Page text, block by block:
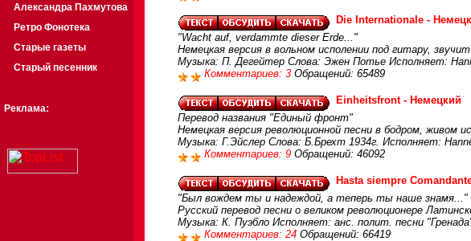
Александра Пахмутова
Ретро Фонотека
Старые газеты
Старый песенник
Реклама:
Die Internationale -
"Wacht auf, verdammte dieser Erde..."
Немецкая версия в вольном исполении под гитару,
Музыка: П. Дегейтер Слова: Эжен Потье Исполняет:
Комментариев: 3 Обращений: 65489
Einheitsfront - Немецкий
Перевод названия "Единый фронт"
Немецкая версия революционной песни в бодром, живом
Музыка: Г.Эйслер Слова: Б.Брехт 1934г. Исполняет:
Комментариев: 9 Обращений: 46092
Hasta siempre
"Был вождем ты и надеждой, а теперь ты наше знамя..."
Русский перевод песни о великом революционере
Музыка: К. Пуэбло Исполняет: анс. полит. песни
Комментариев: 24 Обращений: 66419